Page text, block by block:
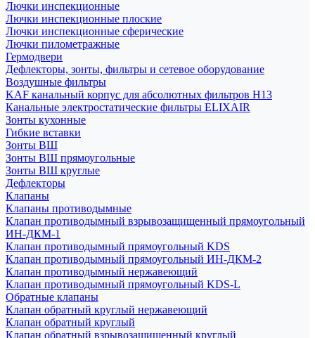
Лючки инспекционные
Лючки инспекционные плоские
Лючки инспекционные сферические
Лючки пилометражные
Гермодвери
Дефлекторы, зонты, фильтры и сетевое оборудование
Воздушные фильтры
KAF канальный корпус для абсолютных фильтров H13
Канальные электростатические фильтры ELIXAIR
Зонты кухонные
Гибкие вставки
Зонты ВШ
Зонты ВШ прямоугольные
Зонты ВШ круглые
Дефлекторы
Клапаны
Клапаны противодымные
Клапан противодымный взрывозащищенный прямоугольный
ИН-ДКМ-1
Клапан противодымный прямоугольный KDS
Клапан противодымный прямоугольный ИН-ДКМ-2
Клапан противодымный нержавеющий
Клапан противодымный прямоугольный KDS-L
Обратные клапаны
Клапан обратный круглый нержавеющий
Клапан обратный круглый
Клапан обратный взрывозащищенный круглый